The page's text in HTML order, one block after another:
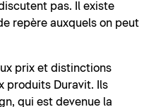
pas. Il existe
repère auxquels on peut
prix et distinctions
produits Duravit. Ils
qui est devenue la